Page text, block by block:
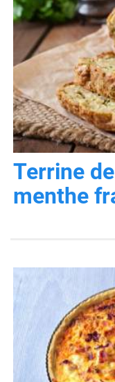
Terrine
menthe